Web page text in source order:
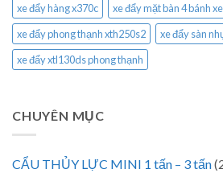
xe đẩy hàng x370c
xe đẩy mặt bàn 4 bánh xe
xe đẩy phong thạnh xth250s2
xe đẩy sàn
xe đẩy xtl130ds phong thạnh
CHUYÊN MỤC
CẨU THỦY LỰC MINI 1 tấn – 3 tấn